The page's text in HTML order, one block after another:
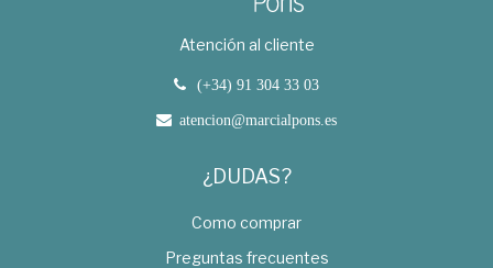
Atención al cliente
(+34) 91 304 33 03
atencion@marcialpons.es
¿DUDAS?
Como comprar
Preguntas frecuentes